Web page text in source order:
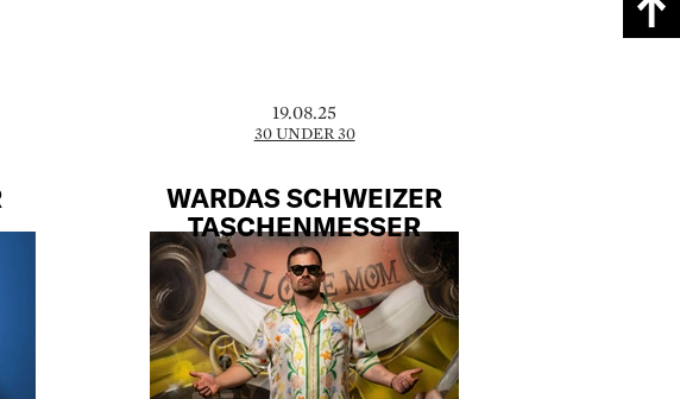
19.08.25
30 UNDER 30
WARDAS SCHWEIZER
TASCHENMESSER